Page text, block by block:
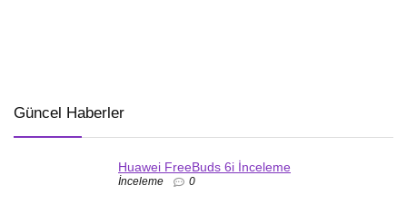
Güncel Haberler
Huawei FreeBuds 6i İnceleme
İnceleme 0